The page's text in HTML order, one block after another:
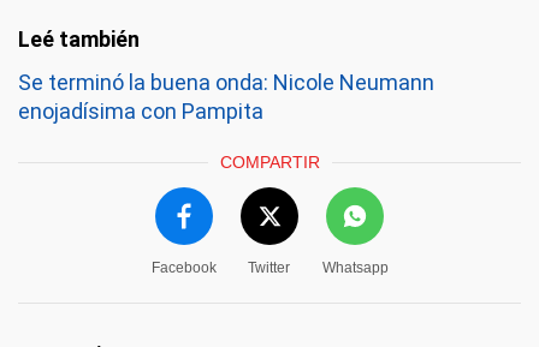
Se terminó la buena onda: Nicole Neumann
enojadísima con Pampita
COMPARTIR
Facebook Twitter Whatsapp